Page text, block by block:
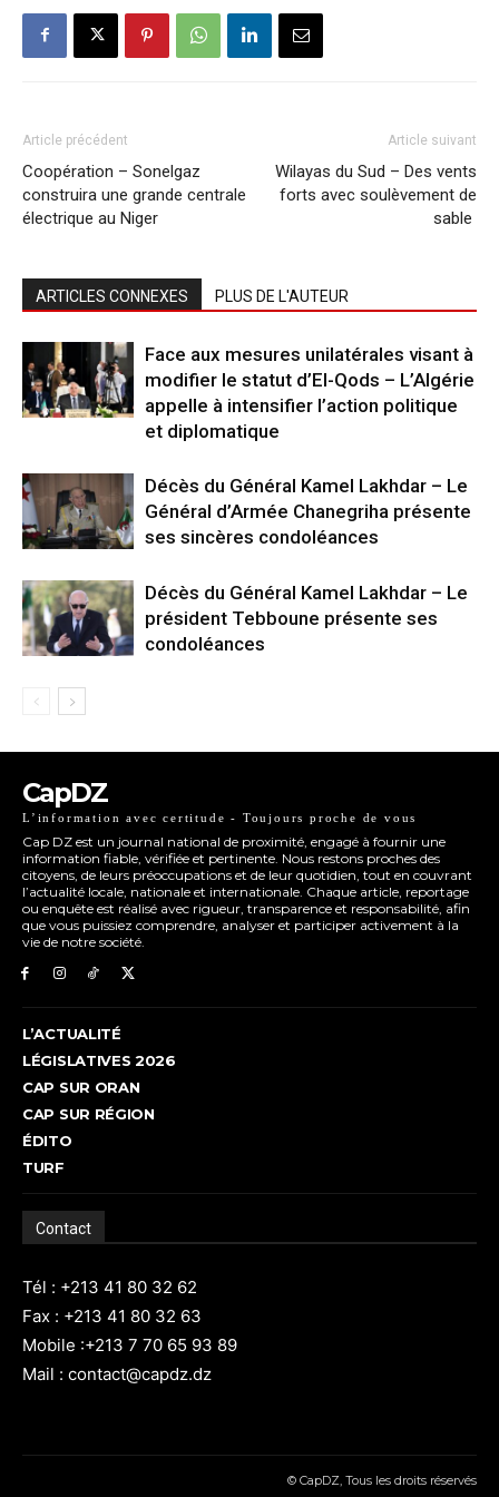
Article précédent
Coopération – Sonelgaz
construira une grande centrale
électrique au Niger
Article suivant
Wilayas du Sud – Des vents
forts avec soulèvement de
sable
ARTICLES CONNEXES PLUS DE L'AUTEUR
Face aux mesures unilatérales visant à
modifier le statut d’El-Qods – L’Algérie
appelle à intensifier l’action politique
et diplomatique
Décès du Général Kamel Lakhdar – Le
Général d’Armée Chanegriha présente
ses sincères condoléances
Décès du Général Kamel Lakhdar – Le
président Tebboune présente ses
condoléances
CapDZ
L’information avec certitude - Toujours proche de vous
Cap DZ est un journal national de proximité, engagé à fournir une
information fiable, vérifiée et pertinente. Nous restons proches des
citoyens, de leurs préoccupations et de leur quotidien, tout en couvrant
l’actualité locale, nationale et internationale. Chaque article, reportage
ou enquête est réalisé avec rigueur, transparence et responsabilité, afin
que vous puissiez comprendre, analyser et participer activement à la
vie de notre société.
L’ACTUALITÉ
LÉGISLATIVES 2026
CAP SUR ORAN
CAP SUR RÉGION
ÉDITO
TURF
Contact
Tél : +213 41 80 32 62
Fax : +213 41 80 32 63
Mobile :+213 7 70 65 93 89
Mail : contact@capdz.dz
© CapDZ, Tous les droits réservés